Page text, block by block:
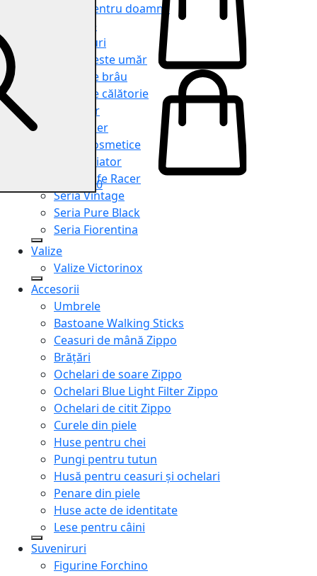
Genți pentru doamne
Serviete
Rucsacuri
Genți peste umăr
Genți de brâu
Genți de călătorie
Shopper
Organiser
Truse cosmetice
Seria Aviator
Seria Cafe Racer
Seria Vintage
Seria Pure Black
Seria Fiorentina
Valize
Valize Victorinox
Accesorii
Umbrele
Bastoane Walking Sticks
Ceasuri de mână Zippo
Brățări
Ochelari de soare Zippo
Ochelari Blue Light Filter Zippo
Ochelari de citit Zippo
Curele din piele
Huse pentru chei
Pungi pentru tutun
Husă pentru ceasuri și ochelari
Penare din piele
Huse acte de identitate
Lese pentru câini
Suveniruri
Figurine Forchino
0